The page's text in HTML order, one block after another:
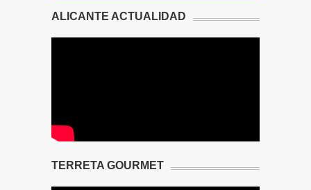
ALICANTE ACTUALIDAD
TERRETA GOURMET